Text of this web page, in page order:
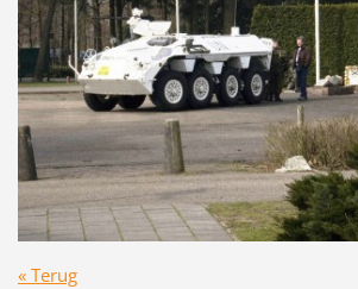
« Terug